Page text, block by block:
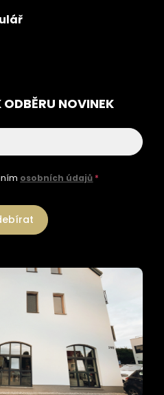
ODBĚRU NOVINEK
osobních údajů *